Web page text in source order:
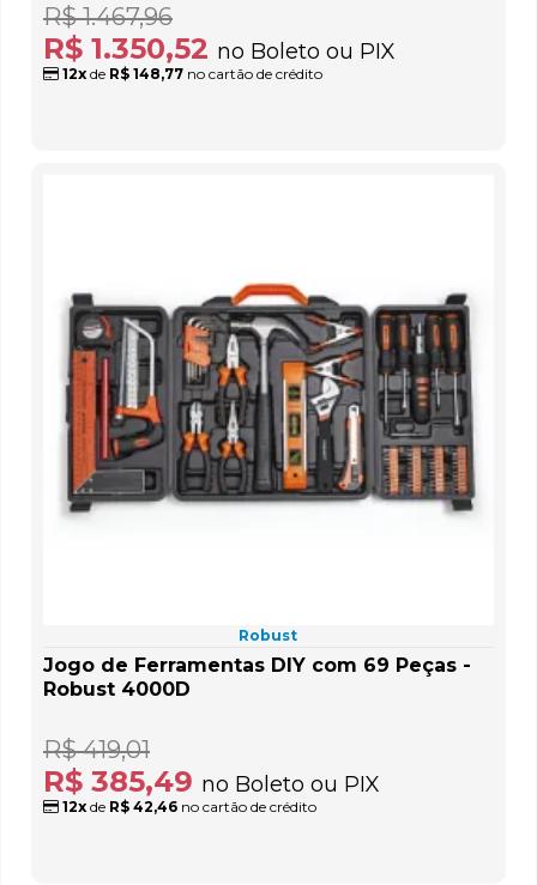
R$ 1.350,52 no Boleto ou PIX
R$ 1.467,96
12x de R$ 148,77 no cartão de crédito
Robust
Jogo de Ferramentas DIY com 69 Peças -
Robust 4000D
R$ 385,49 no Boleto ou PIX
R$ 419,01
12x de R$ 42,46 no cartão de crédito